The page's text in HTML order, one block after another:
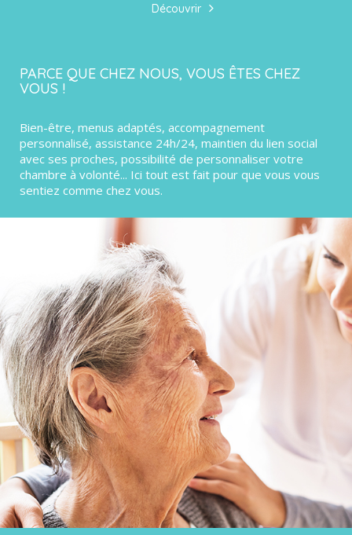
Découvrir
PARCE QUE CHEZ NOUS, VOUS ÊTES CHEZ
VOUS !
Bien-être, menus adaptés, accompagnement
personnalisé, assistance 24h/24, maintien du lien social
avec ses proches, possibilité de personnaliser votre
chambre à volonté... Ici tout est fait pour que vous vous
sentiez comme chez vous.